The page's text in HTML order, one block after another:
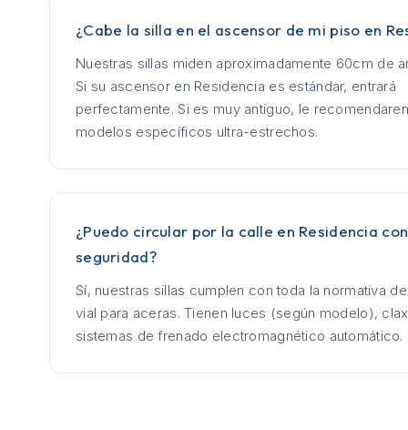
¿Cabe la silla en el ascensor de mi piso en
Nuestras sillas miden aproximadamente 60cm de
Si su ascensor en Residencia es estándar, entrará
perfectamente. Si es muy antiguo, le
modelos específicos ultra-estrechos.
¿Puedo circular por la calle en Residencia
seguridad?
Sí, nuestras sillas cumplen con toda la normativa
vial para aceras. Tienen luces (según modelo),
sistemas de frenado electromagnético automático.